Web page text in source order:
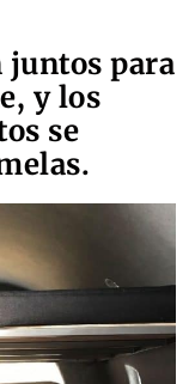
juntos para
y los
se